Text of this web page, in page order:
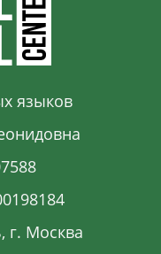
языков
г. Москва